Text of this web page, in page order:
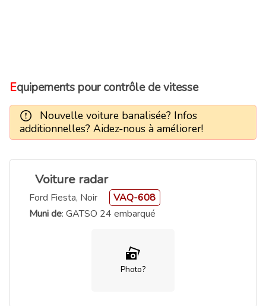
Equipements pour contrôle de vitesse
Nouvelle voiture banalisée? Infos
additionnelles? Aidez-nous à améliorer!
Voiture radar
Ford Fiesta, Noir
VAQ-608
Muni de: GATSO 24 embarqué
Photo?